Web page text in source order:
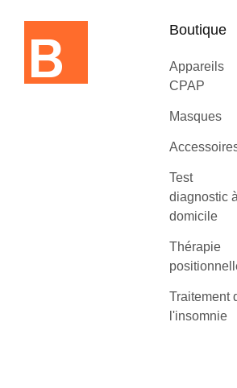
Boutique
Appareils
CPAP
Masques
Test
diagnostic à
domicile
Thérapie
Traitement
l'insomnie